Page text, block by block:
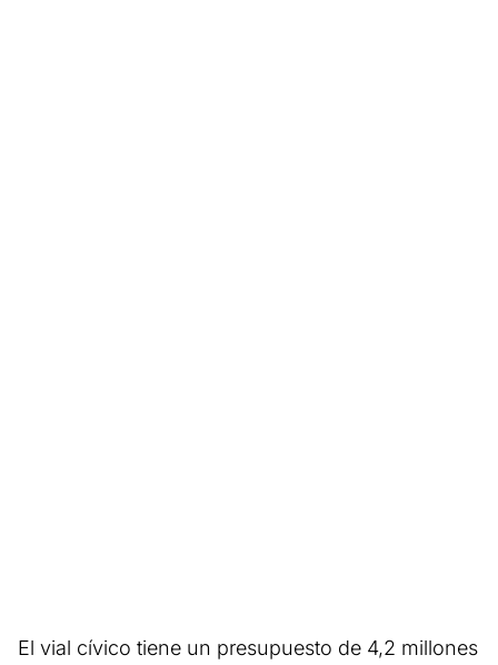
El vial cívico tiene un presupuesto de 4,2 millones